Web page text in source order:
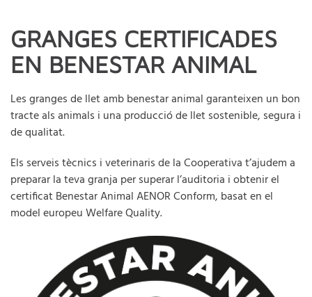
GRANGES CERTIFICADES
EN BENESTAR ANIMAL
Les granges de llet amb benestar animal garanteixen un bon
tracte als animals i una producció de llet sostenible, segura i
de qualitat.
Els serveis tècnics i veterinaris de la Cooperativa t’ajudem a
preparar la teva granja per superar l’auditoria i obtenir el
certificat Benestar Animal AENOR Conform, basat en el
model europeu Welfare Quality.